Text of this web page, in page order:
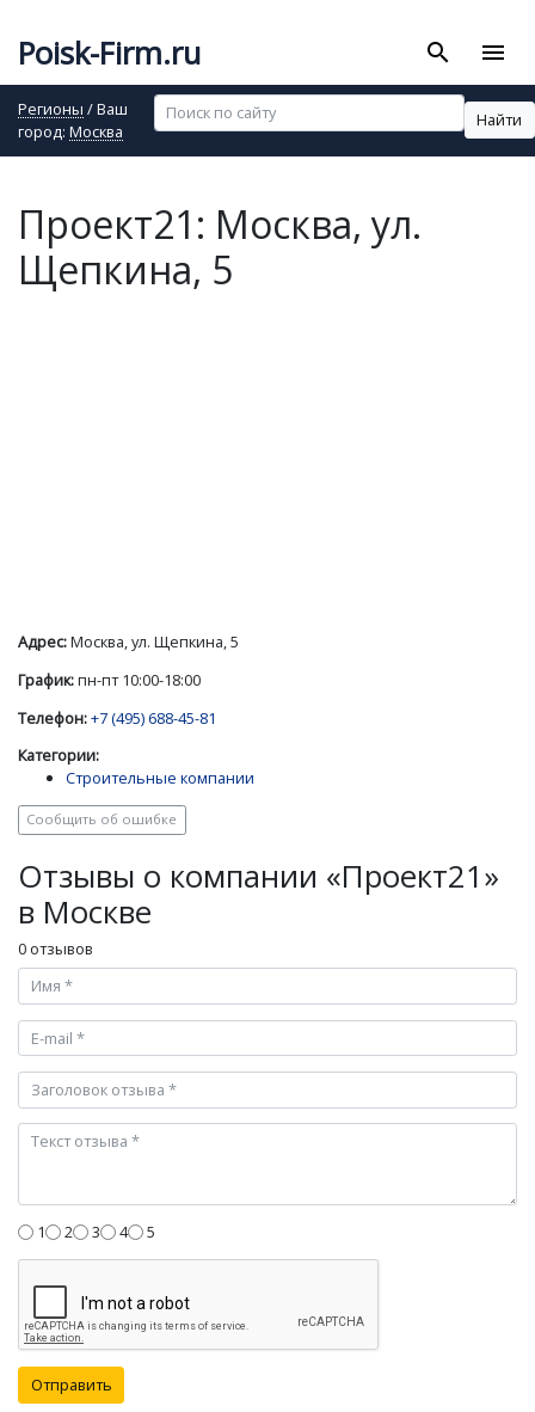
Poisk-Firm.ru search menu
Регионы / Ваш
город: Москва
Найти
Проект21: Москва, ул.
Щепкина, 5
Адрес:Москва, ул. Щепкина, 5
График:пн-пт 10:00-18:00
Телефон:+7 (495) 688-45-81
Категории:
Строительные компании
Сообщить об ошибке
Отзывы о компании «Проект21»
в Москве
0 отзывов
1 2 3 4 5
Отправить